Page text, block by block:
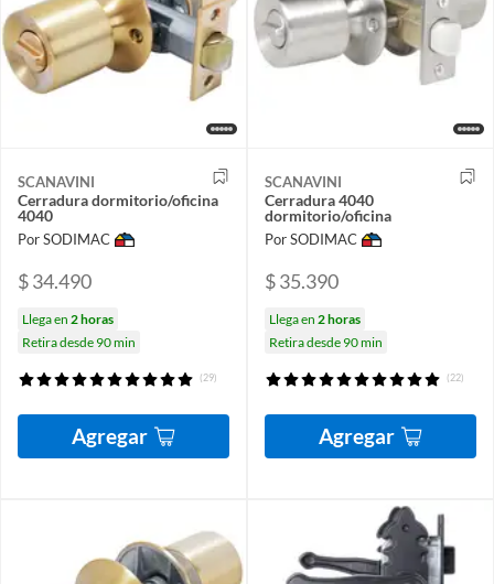
SCANAVINI
Cerradura dormitorio/oficina
4040
Por SODIMAC
$ 34.490
Llega en 2 horas
Retira desde 90 min
(29)
Agregar
SCANAVINI
Cerradura 4040
dormitorio/oficina
Por SODIMAC
$ 35.390
Llega en 2 horas
Retira desde 90 min
(22)
Agregar